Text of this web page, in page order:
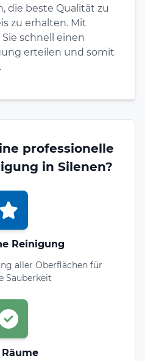
die beste Qualität zu
zu erhalten. Mit
schnell einen
erteilen und somit
professionelle
in Silenen?
Reinigung
aller Oberflächen für
Sauberkeit